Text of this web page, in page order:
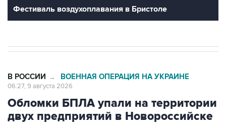
Фестиваль воздухоплавания в Бристоле
В РОССИИ → ВОЕННАЯ ОПЕРАЦИЯ НА УКРАИНЕ
06:27, 9 августа 2026
Обломки БПЛА упали на территории
двух предприятий в Новороссийске